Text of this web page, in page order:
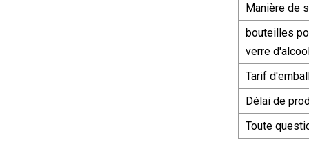
Manière de
bouteilles
verre
Tarif
Délai de
Toute